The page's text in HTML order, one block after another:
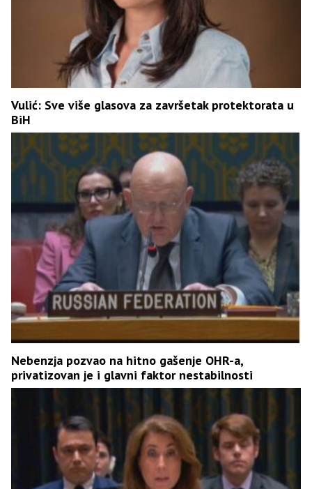
Vulić: Sve više glasova za završetak protektorata u
BiH
Nebenzja pozvao na hitno gašenje OHR-a,
privatizovan je i glavni faktor nestabilnosti